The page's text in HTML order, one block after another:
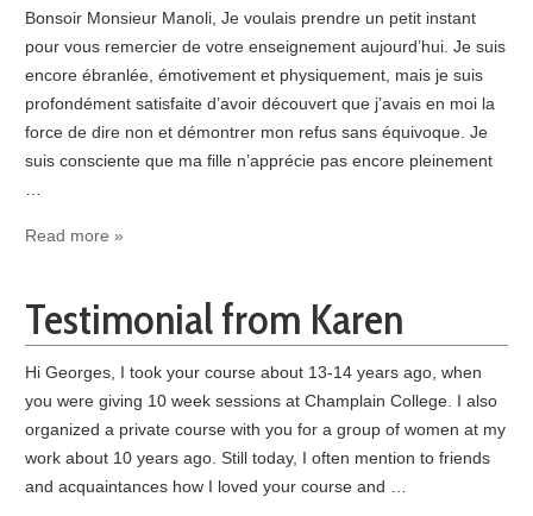
Bonsoir Monsieur Manoli, Je voulais prendre un petit instant
pour vous remercier de votre enseignement aujourd’hui. Je suis
encore ébranlée, émotivement et physiquement, mais je suis
profondément satisfaite d’avoir découvert que j’avais en moi la
force de dire non et démontrer mon refus sans équivoque. Je
suis consciente que ma fille n’apprécie pas encore pleinement
Read more »
Testimonial from Karen
Hi Georges, I took your course about 13-14 years ago, when
you were giving 10 week sessions at Champlain College. I also
organized a private course with you for a group of women at my
work about 10 years ago. Still today, I often mention to friends
and acquaintances how I loved your course and …